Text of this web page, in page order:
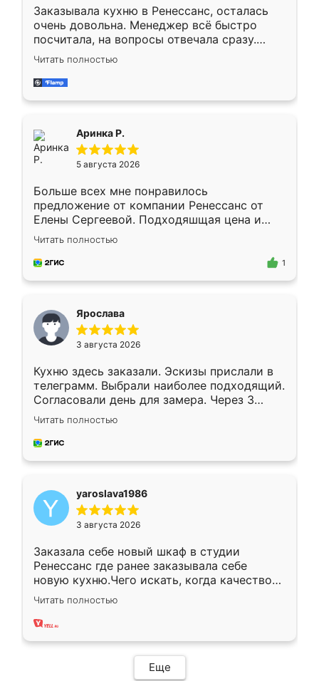
Заказывала кухню в Ренессанс, осталась
очень довольна. Менеджер всё быстро
посчитала, на вопросы отвечала сразу.
Замерщик приехал в субботу, подошёл к
делу со всей ответственностью. Собрали
за день, ребята работали аккуратно, даже
Читать полностью
Аринка Р.
5 августа 2026
Больше всех мне понравилось
предложение от компании Ренессанс от
Елены Сергеевой. Подходяшщая цена и
короткие сроки изготовления. Приехавший
для замера сотрудник Владислав
предложил по моему эскизу самый
Читать полностью
1
Ярослава
3 августа 2026
Кухню здесь заказали. Эскизы прислали в
телеграмм. Выбрали наиболее подходящий.
Согласовали день для замера. Через 3
недели кухня была уже готова. Остались
довольны работой. Спасибо Ренессанс
мебель за качественную работу!
Читать полностью
yaroslava1986
3 августа 2026
Заказала себе новый шкаф в студии
Ренессанс где ранее заказывала себе
новую кухню.Чего искать, когда качеством
вполне довольна. Служит кухня уже почти
два года, нареканий нет.
Читать полностью
Еще